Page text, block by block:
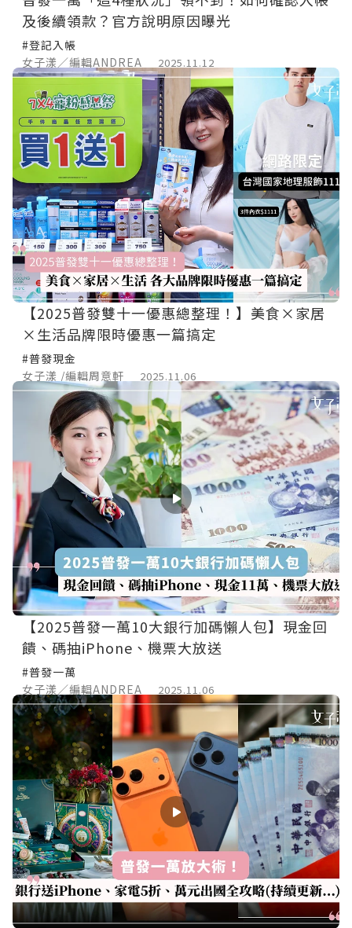
及後續領款？官方說明原因曝光
#登記入帳
女子漾／編輯ANDREA
2025.11.12
【2025普發雙十一優惠總整理！】美食×家居
×生活品牌限時優惠一篇搞定
#普發現金
女子漾 /編輯周意軒
2025.11.06
【2025普發一萬10大銀行加碼懶人包】現金回
饋、碼抽iPhone、機票大放送
#普發一萬
女子漾／編輯ANDREA
2025.11.06